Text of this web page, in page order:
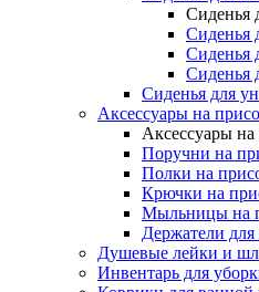
Сиденья
Сиденья
Сиденья
Сиденья
Сиденья для
Аксессуары на
Аксессуары на
Поручни на
Полки на
Крючки на
Мыльницы на
Держатели
Душевые лейки и
Инвентарь для